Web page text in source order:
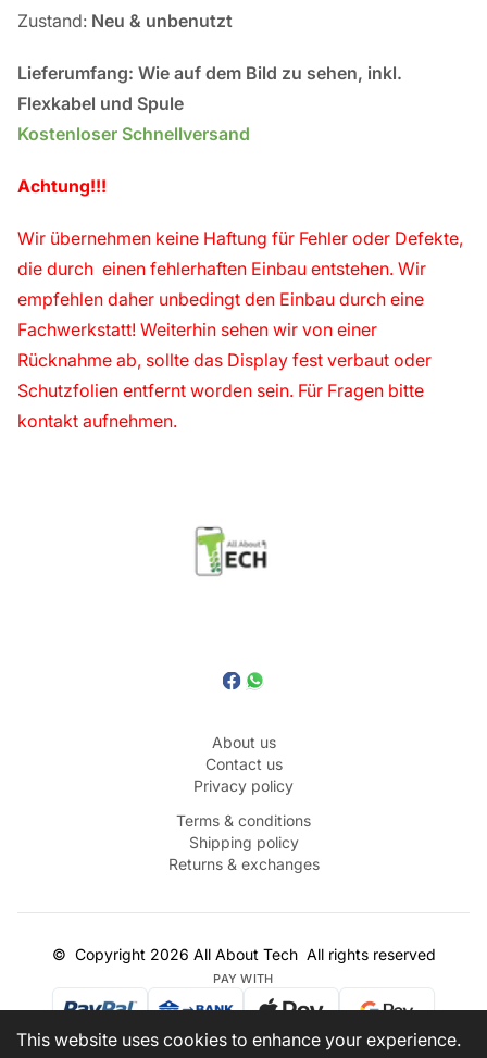
This website uses cookies to enhance your experience.
Zustand: Neu & unbenutzt
Lieferumfang: Wie auf dem Bild zu sehen, inkl.
Flexkabel und Spule
Kostenloser Schnellversand
Achtung!!!
Wir übernehmen keine Haftung für Fehler oder Defekte,
die durch einen fehlerhaften Einbau entstehen. Wir
empfehlen daher unbedingt den Einbau durch eine
Fachwerkstatt! Weiterhin sehen wir von einer
Rücknahme ab, sollte das Display fest verbaut oder
Schutzfolien entfernt worden sein. Für Fragen bitte
kontakt aufnehmen.
About us
Contact us
Privacy policy
Terms & conditions
Shipping policy
Returns & exchanges
© Copyright 2026 All About Tech All rights reserved
PAY WITH
SHIPPING PARTNERS